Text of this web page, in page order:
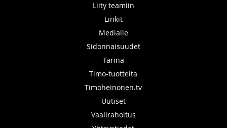
Liity teamiin
Linkit
Medialle
Sidonnaisuudet
Tarina
Timo-tuotteita
Timoheinonen.tv
Uutiset
Vaalirahoitus